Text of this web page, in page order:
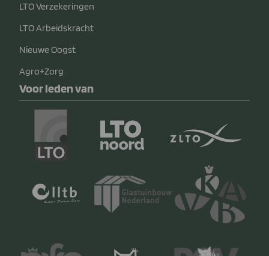
LTO Verzekeringen
LTO Arbeidskracht
Nieuwe Oogst
Agro+Zorg
Voor leden van